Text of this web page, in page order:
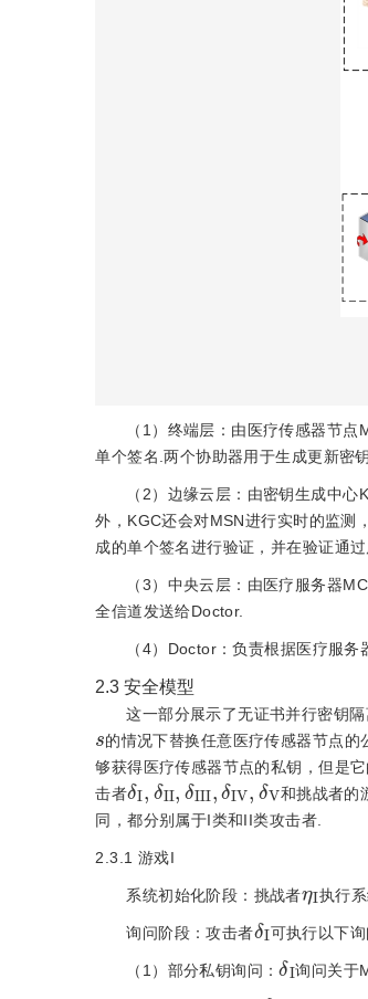
（1）终端层：由医疗传感器节
单个签名.两个协助器用于生成更新密
（2）边缘云层：由密钥生成中
外，KGC还会对MSN进行实时的监测
成的单个签名进行验证，并在验证通
（3）中央云层：由医疗服务器
全信道发送给Doctor.
（4）Doctor：负责根据医疗服
2.3 安全模型
这一部分展示了无证书并行密钥
的情况下替换任意医疗传感器节点
够获得医疗传感器节点的私钥，但是
击者
δ I,δΙ ,δΙΙΙ,δIV,δ V
和挑战者的
同，都分别属于I类和II类攻击者.
2.3.1 游戏I
系统初始化阶段：挑战者 执行
询问阶段：攻击者
δ
可执行以下询
（1）部分私钥询问：
δ
询问关于